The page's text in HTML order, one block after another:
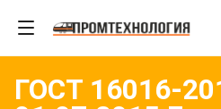
ГОСТ 16016-